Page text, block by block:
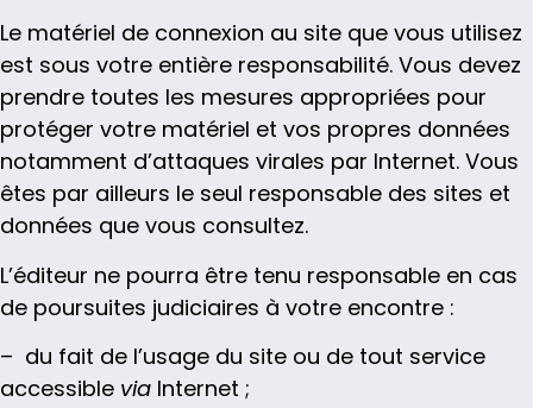
Le matériel de connexion au site que vous utilisez
est sous votre entière responsabilité. Vous devez
prendre toutes les mesures appropriées pour
protéger votre matériel et vos propres données
notamment d’attaques virales par Internet. Vous
êtes par ailleurs le seul responsable des sites et
données que vous consultez.
L’éditeur ne pourra être tenu responsable en cas
de poursuites judiciaires à votre encontre :
– du fait de l’usage du site ou de tout service
accessible via Internet ;